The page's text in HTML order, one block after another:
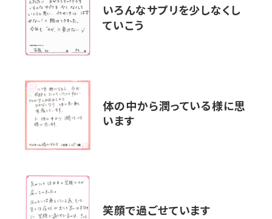
いろんなサプリを少しなくし
ていこう
体の中から潤っている様に思
います
笑顔で過ごせています